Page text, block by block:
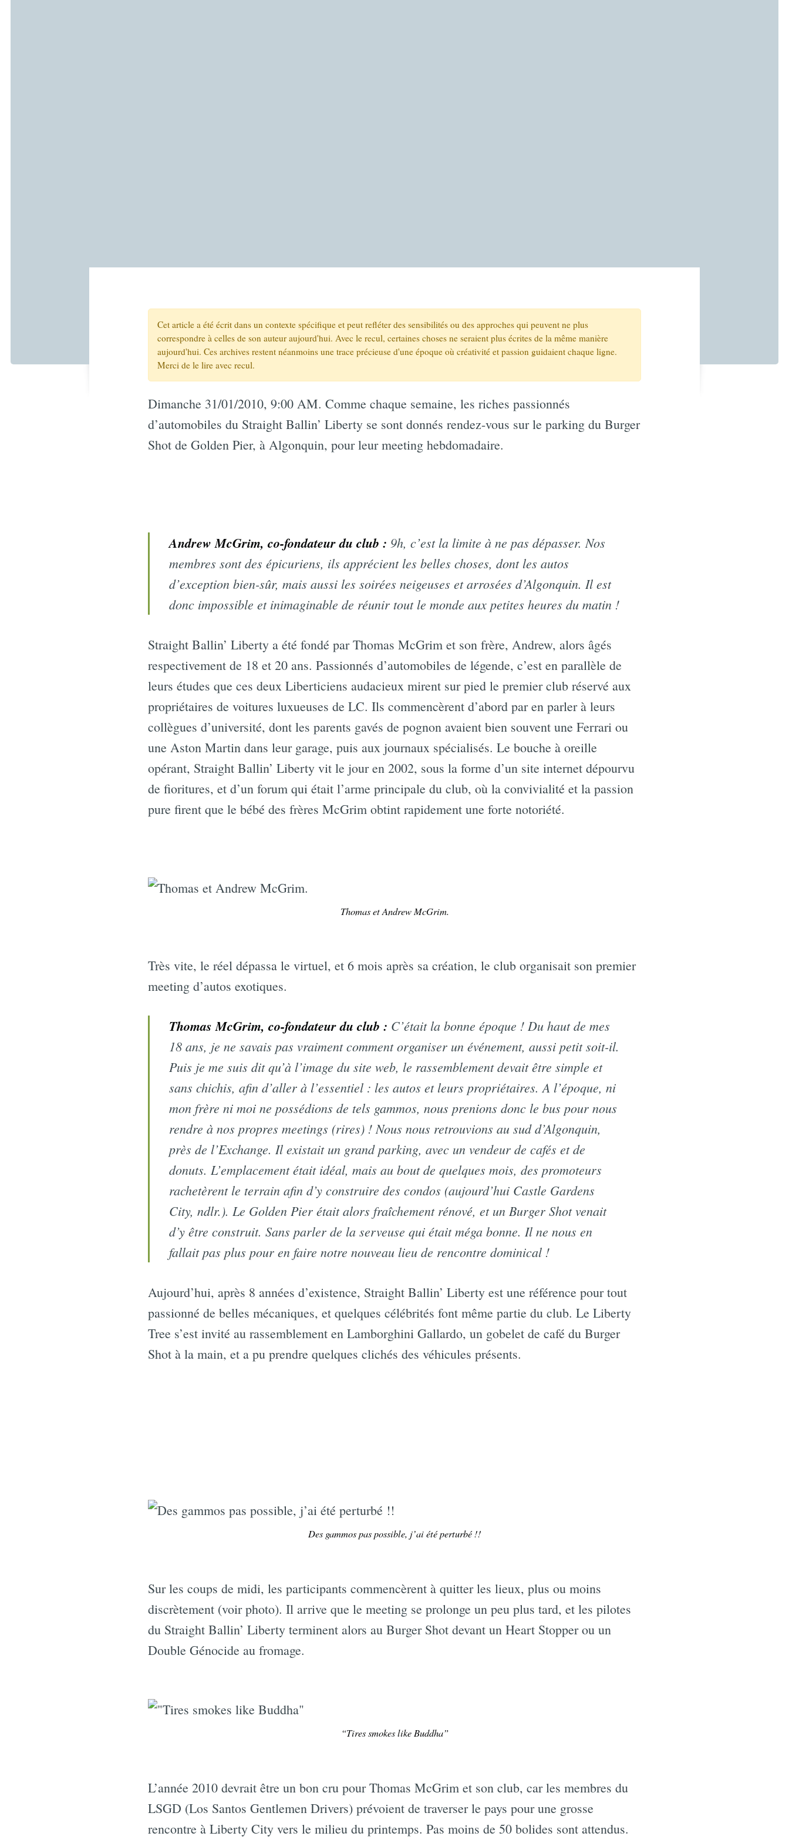
Cet article a été écrit dans un contexte spécifique et peut refléter des sensibilités ou des approches qui peuvent ne plus
correspondre à celles de son auteur aujourd'hui. Avec le recul, certaines choses ne seraient plus écrites de la même manière
aujourd'hui. Ces archives restent néanmoins une trace précieuse d'une époque où créativité et passion guidaient chaque ligne.
Merci de le lire avec recul.
Dimanche 31/01/2010, 9:00 AM. Comme chaque semaine, les riches passionnés
d’automobiles du Straight Ballin’ Liberty se sont donnés rendez-vous sur le parking du Burger
Shot de Golden Pier, à Algonquin, pour leur meeting hebdomadaire.
Andrew McGrim, co-fondateur du club : 9h, c’est la limite à ne pas dépasser. Nos
membres sont des épicuriens, ils apprécient les belles choses, dont les autos
d’exception bien-sûr, mais aussi les soirées neigeuses et arrosées d’Algonquin. Il est
donc impossible et inimaginable de réunir tout le monde aux petites heures du matin !
Straight Ballin’ Liberty a été fondé par Thomas McGrim et son frère, Andrew, alors âgés
respectivement de 18 et 20 ans. Passionnés d’automobiles de légende, c’est en parallèle de
leurs études que ces deux Liberticiens audacieux mirent sur pied le premier club réservé aux
propriétaires de voitures luxueuses de LC. Ils commencèrent d’abord par en parler à leurs
collègues d’université, dont les parents gavés de pognon avaient bien souvent une Ferrari ou
une Aston Martin dans leur garage, puis aux journaux spécialisés. Le bouche à oreille
opérant, Straight Ballin’ Liberty vit le jour en 2002, sous la forme d’un site internet dépourvu
de fioritures, et d’un forum qui était l’arme principale du club, où la convivialité et la passion
pure firent que le bébé des frères McGrim obtint rapidement une forte notoriété.
Thomas et Andrew McGrim.
Très vite, le réel dépassa le virtuel, et 6 mois après sa création, le club organisait son premier
meeting d’autos exotiques.
Thomas McGrim, co-fondateur du club : C’était la bonne époque ! Du haut de mes
18 ans, je ne savais pas vraiment comment organiser un événement, aussi petit soit-il.
Puis je me suis dit qu’à l’image du site web, le rassemblement devait être simple et
sans chichis, afin d’aller à l’essentiel : les autos et leurs propriétaires. A l’époque, ni
mon frère ni moi ne possédions de tels gammos, nous prenions donc le bus pour nous
rendre à nos propres meetings (rires) ! Nous nous retrouvions au sud d’Algonquin,
près de l’Exchange. Il existait un grand parking, avec un vendeur de cafés et de
donuts. L’emplacement était idéal, mais au bout de quelques mois, des promoteurs
rachetèrent le terrain afin d’y construire des condos (aujourd’hui Castle Gardens
City, ndlr.). Le Golden Pier était alors fraîchement rénové, et un Burger Shot venait
d’y être construit. Sans parler de la serveuse qui était méga bonne. Il ne nous en
fallait pas plus pour en faire notre nouveau lieu de rencontre dominical !
Aujourd’hui, après 8 années d’existence, Straight Ballin’ Liberty est une référence pour tout
passionné de belles mécaniques, et quelques célébrités font même partie du club. Le Liberty
Tree s’est invité au rassemblement en Lamborghini Gallardo, un gobelet de café du Burger
Shot à la main, et a pu prendre quelques clichés des véhicules présents.
Des gammos pas possible, j’ai été perturbé !!
Sur les coups de midi, les participants commencèrent à quitter les lieux, plus ou moins
discrètement (voir photo). Il arrive que le meeting se prolonge un peu plus tard, et les pilotes
du Straight Ballin’ Liberty terminent alors au Burger Shot devant un Heart Stopper ou un
Double Génocide au fromage.
“Tires smokes like Buddha”
L’année 2010 devrait être un bon cru pour Thomas McGrim et son club, car les membres du
LSGD (Los Santos Gentlemen Drivers) prévoient de traverser le pays pour une grosse
rencontre à Liberty City vers le milieu du printemps. Pas moins de 50 bolides sont attendus.